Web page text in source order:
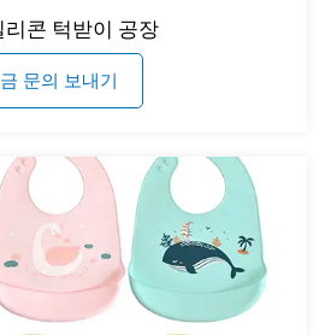
리콘 턱받이 공장
문의 보내기